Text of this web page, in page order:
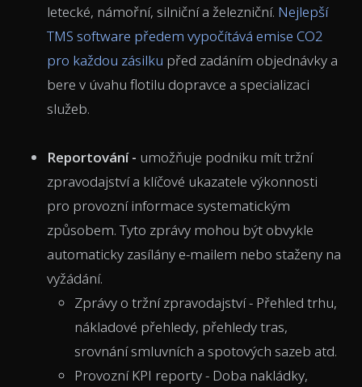
letecké, námořní, silniční a železniční. Nejlepší
TMS software předem vypočítává emise CO2
pro každou zásilku před zadáním objednávky a
bere v úvahu flotilu dopravce a specializaci
služeb.
Reportování - umožňuje podniku mít tržní
zpravodajství a klíčové ukazatele výkonnosti
pro provozní informace systematickým
způsobem. Tyto zprávy mohou být obvykle
automaticky zasílány e-mailem nebo staženy na
vyžádání.
Zprávy o tržní zpravodajství - Přehled trhu,
nákladové přehledy, přehledy tras,
srovnání smluvních a spotových sazeb atd.
Provozní KPI reporty - Doba nakládky,